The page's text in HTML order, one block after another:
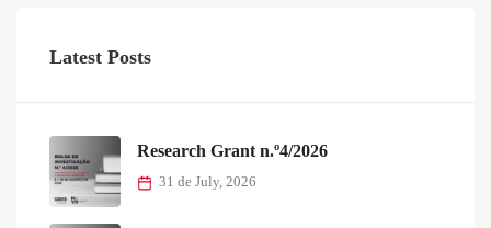
Latest Posts
Research Grant n.º4/2026
31 de July, 2026